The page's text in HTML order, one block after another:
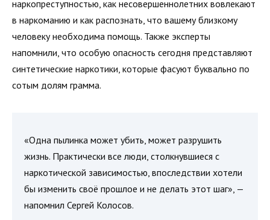
наркопреступностью, как несовершеннолетних вовлекают
в наркоманию и как распознать, что вашему близкому
человеку необходима помощь. Также эксперты
напомнили, что особую опасность сегодня представляют
синтетические наркотики, которые фасуют буквально по
сотым долям грамма.
«Одна пылинка может убить, может разрушить
жизнь. Практически все люди, столкнувшиеся с
наркотической зависимостью, впоследствии хотели
бы изменить своё прошлое и не делать этот шаг», —
напомнил Сергей Колосов.